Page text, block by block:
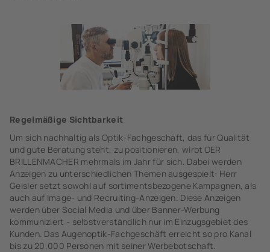
Regelmäßige Sichtbarkeit
Um sich nachhaltig als Optik-Fachgeschäft, das für Qualität
und gute Beratung steht, zu positionieren, wirbt DER
BRILLENMACHER mehrmals im Jahr für sich. Dabei werden
Anzeigen zu unterschiedlichen Themen ausgespielt: Herr
Geisler setzt sowohl auf sortimentsbezogene Kampagnen, als
auch auf Image- und Recruiting-Anzeigen. Diese Anzeigen
werden über Social Media und über Banner-Werbung
kommuniziert - selbstverständlich nur im Einzugsgebiet des
Kunden. Das Augenoptik-Fachgeschäft erreicht so pro Kanal
bis zu 20.000 Personen mit seiner Werbebotschaft.